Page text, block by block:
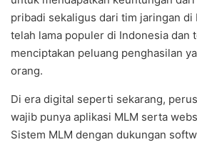
pribadi sekaligus dari tim jaringan di
telah lama populer di Indonesia dan
menciptakan peluang penghasilan
orang.
Di era digital seperti sekarang,
wajib punya aplikasi MLM serta
Sistem MLM dengan dukungan